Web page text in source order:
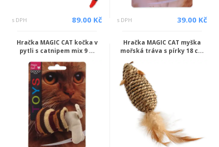
s DPH 89.00 Kč s DPH 39.00 Kč
Hračka MAGIC CAT kočka v
pytli s catnipem mix 9 ...
Hračka MAGIC CAT myška
mořská tráva s pírky 18 c...